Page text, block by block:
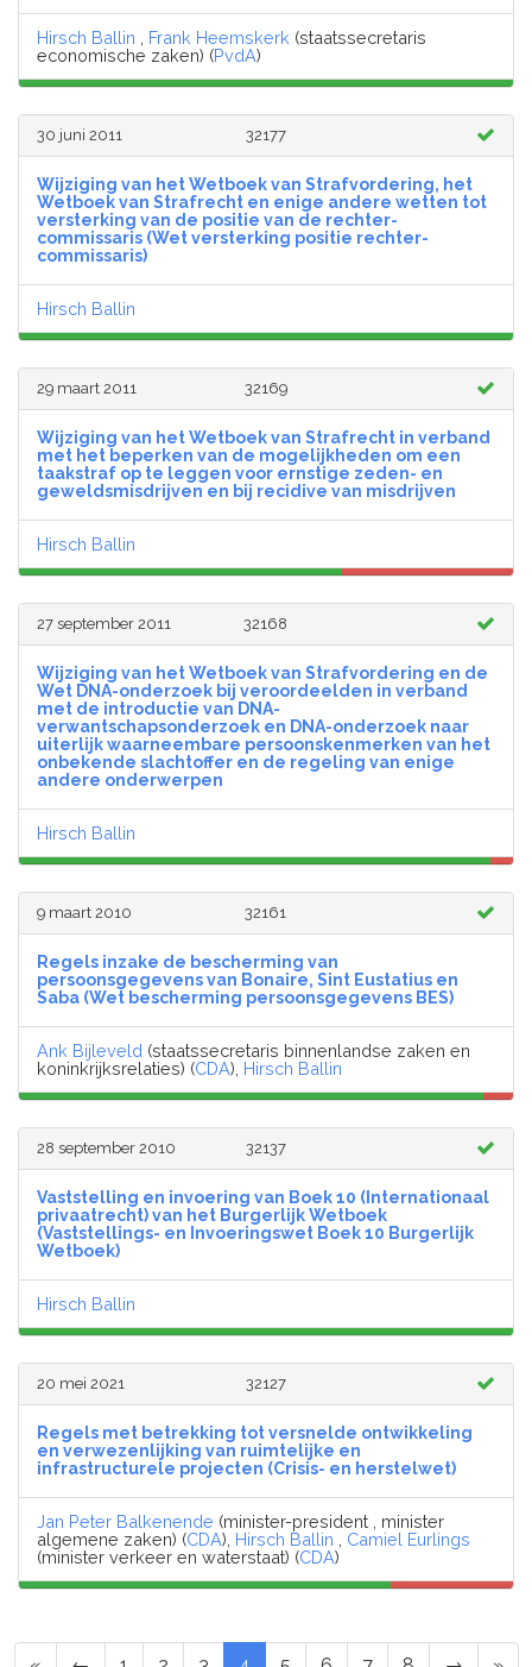
Hirsch Ballin Frank Heemskerk (staatssecretaris
economische zaken) (PvdA)
30 juni 2011 32177
Wijziging van het Wetboek van Strafvordering, het
Wetboek van Strafrecht en enige andere wetten tot
versterking van de positie van de rechter-
commissaris (Wet versterking positie rechter-
commissaris)
Hirsch Ballin
29 maart 2011 32169
Wijziging van het Wetboek van Strafrecht in verband
met het beperken van de mogelijkheden om een
taakstraf op te leggen voor ernstige zeden- en
geweldsmisdrijven en bij recidive van misdrijven
Hirsch Ballin
27 september 2011 32168
Wijziging van het Wetboek van Strafvordering en de
Wet DNA-onderzoek bij veroordeelden in verband
met de introductie van DNA-
verwantschapsonderzoek en DNA-onderzoek naar
uiterlijk waarneembare persoonskenmerken van het
onbekende slachtoffer en de regeling van enige
andere onderwerpen
Hirsch Ballin
9 maart 2010 32161
Regels inzake de bescherming van
persoonsgegevens van Bonaire, Sint Eustatius en
Saba (Wet bescherming persoonsgegevens BES)
Ank Bijleveld (staatssecretaris binnenlandse zaken en
koninkrijksrelaties) (CDA), Hirsch Ballin
28 september 2010 32137
Vaststelling en invoering van Boek 10 (Internationaal
privaatrecht) van het Burgerlijk Wetboek
(Vaststellings- en Invoeringswet Boek 10 Burgerlijk
Wetboek)
Hirsch Ballin
20 mei 2021 32127
Regels met betrekking tot versnelde ontwikkeling
en verwezenlijking van ruimtelijke en
infrastructurele projecten (Crisis- en herstelwet)
Jan Peter Balkenende (minister-president , minister
algemene zaken) (CDA), Hirsch Ballin
Camiel Eurlings
(minister verkeer en waterstaat) (CDA)